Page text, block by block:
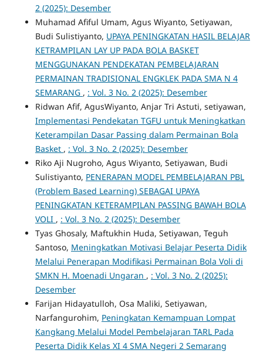
2 (2025): Desember
Muhamad Afiful Umam, Agus Wiyanto, Setiyawan,
Budi Sulistiyanto, UPAYA PENINGKATAN HASIL BELAJAR
KETRAMPILAN LAY UP PADA BOLA BASKET
MENGGUNAKAN PENDEKATAN PEMBELAJARAN
PERMAINAN TRADISIONAL ENGKLEK PADA SMA N 4
SEMARANG , : Vol. 3 No. 2 (2025): Desember
Ridwan Afif, AgusWiyanto, Anjar Tri Astuti, setiyawan,
Implementasi Pendekatan TGFU untuk Meningkatkan
Keterampilan Dasar Passing dalam Permainan Bola
Basket , : Vol. 3 No. 2 (2025): Desember
Riko Aji Nugroho, Agus Wiyanto, Setiyawan, Budi
Sulistiyanto, PENERAPAN MODEL PEMBELAJARAN PBL
(Problem Based Learning) SEBAGAI UPAYA
PENINGKATAN KETERAMPILAN PASSING BAWAH BOLA
VOLI , : Vol. 3 No. 2 (2025): Desember
Tyas Ghosaly, Maftukhin Huda, Setiyawan, Teguh
Santoso, Meningkatkan Motivasi Belajar Peserta Didik
Melalui Penerapan Modifikasi Permainan Bola Voli di
SMKN H. Moenadi Ungaran , : Vol. 3 No. 2 (2025):
Desember
Farijan Hidayatulloh, Osa Maliki, Setiyawan,
Narfangurohim, Peningkatan Kemampuan Lompat
Kangkang Melalui Model Pembelajaran TARL Pada
Peserta Didik Kelas XI 4 SMA Negeri 2 Semarang